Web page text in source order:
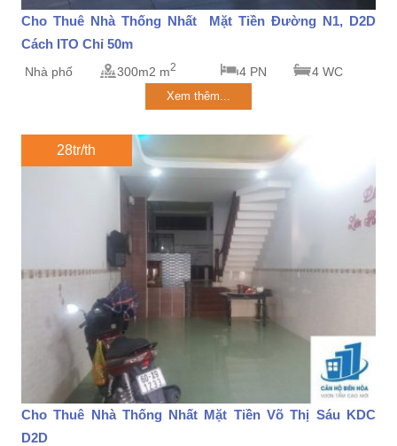
Cho Thuê Nhà Thống Nhất Mặt Tiền Đường N1, D2D
Cách ITO Chỉ 50m
Nhà phố 300m2 m2 4 PN 4 WC
Xem thêm...
28tr/th
Cho Thuê Nhà Thống Nhất Mặt Tiền Võ Thị Sáu KDC
D2D